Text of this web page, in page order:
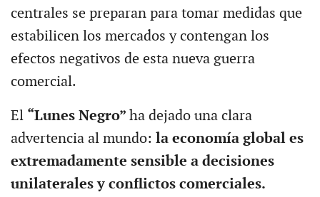
centrales se preparan para tomar medidas que
estabilicen los mercados y contengan los
efectos negativos de esta nueva guerra
comercial.
El “Lunes Negro” ha dejado una clara
advertencia al mundo: la economía global es
extremadamente sensible a decisiones
unilaterales y conflictos comerciales.